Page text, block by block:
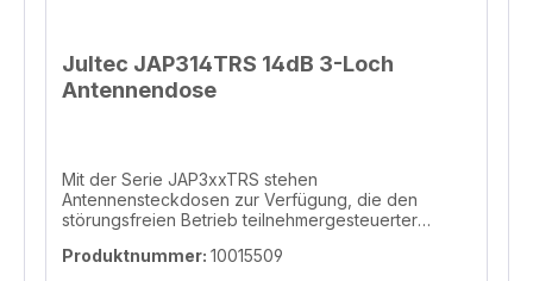
Jultec JAP314TRS 14dB 3-Loch
Antennendose
Mit der Serie JAP3xxTRS stehen
Antennensteckdosen zur Verfügung, die den
störungsfreien Betrieb teilnehmergesteuerter
wohnungsübergreifender Installation ermöglichen.
Produktnummer: 10015509